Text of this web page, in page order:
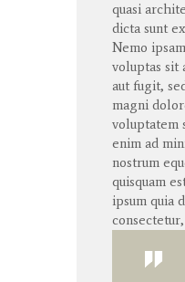
quasi
dicta sunt
Nemo
voluptas sit
aut fugit,
magni
voluptatem
enim ad
nostrum
quisquam
ipsum quia